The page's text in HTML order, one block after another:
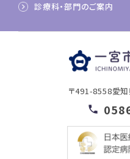
診療科・部門のご案内
〒491-8558愛